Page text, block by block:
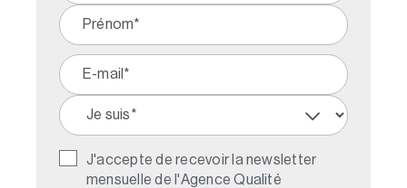
J'accepte de recevoir la newsletter
mensuelle de l'Agence Qualité